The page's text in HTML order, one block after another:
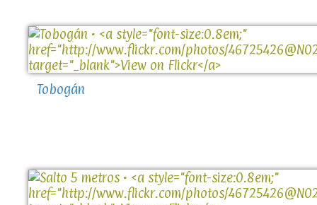
Tobogán